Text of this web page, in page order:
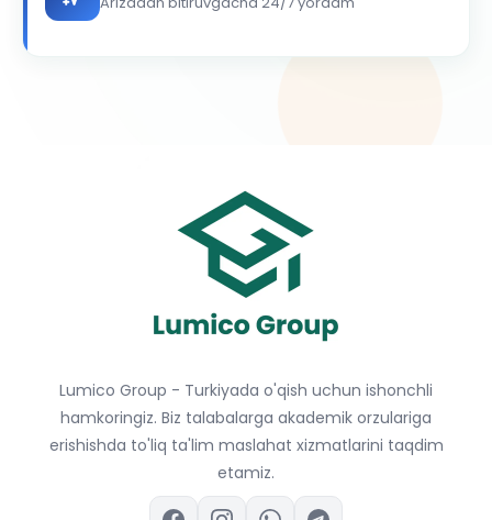
Lumico Group - Turkiyada o'qish uchun ishonchli
hamkoringiz. Biz talabalarga akademik orzulariga
erishishda to'liq ta'lim maslahat xizmatlarini taqdim
etamiz.